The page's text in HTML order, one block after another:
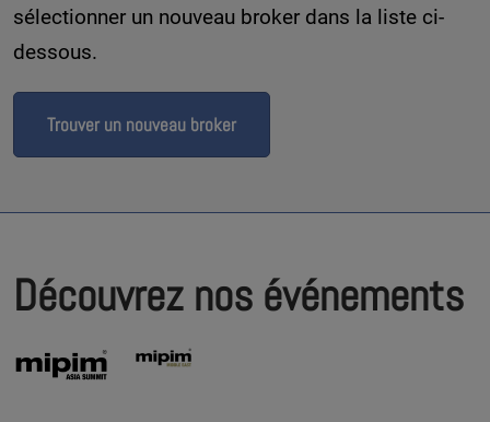
sélectionner un nouveau broker dans la liste ci-
dessous.
Trouver un nouveau broker
Découvrez nos événements